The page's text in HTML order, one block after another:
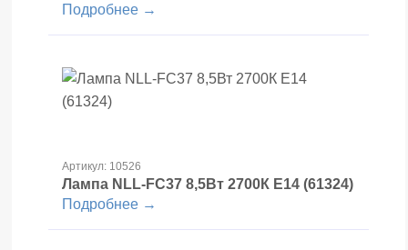
Подробнее →
Артикул: 10526
Лампа NLL-FC37 8,5Вт 2700К Е14 (61324)
Подробнее →